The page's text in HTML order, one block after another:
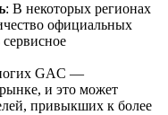
: В некоторых регионах
официальных
GAC —
и это может
привыкших к более